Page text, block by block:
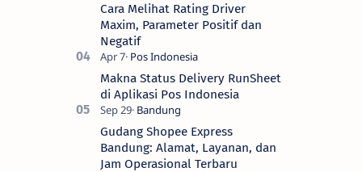
Cara Melihat Rating Driver
Maxim, Parameter Positif dan
Negatif
Makna Status Delivery RunSheet
di Aplikasi Pos Indonesia
Gudang Shopee Express
Bandung: Alamat, Layanan, dan
Jam Operasional Terbaru